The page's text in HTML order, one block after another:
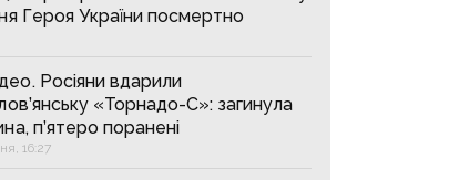
Героя України посмертно
Росіяни вдарили
«Торнадо-С»: загинула
п’ятеро поранені
16:27